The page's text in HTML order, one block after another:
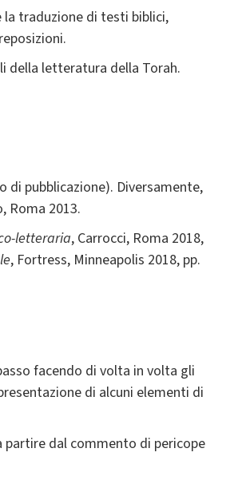
traduzione di testi biblici,
della letteratura della Torah.
di pubblicazione). Diversamente,
Roma 2013.
letteraria, Carrocci, Roma 2018,
, Fortress, Minneapolis 2018, pp.
facendo di volta in volta gli
di alcuni elementi di
dal commento di pericope